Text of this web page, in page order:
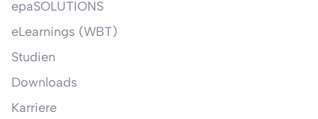
epaSOLUTIONS
eLearnings (WBT)
Studien
Downloads
Karriere